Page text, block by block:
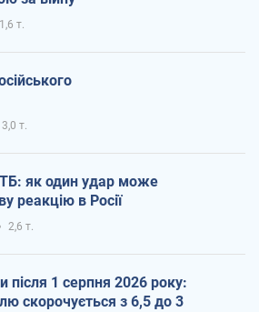
1,6 т.
3,0 т.
як один удар може
реакцію в Росії
2,6 т.
після 1 серпня 2026 року:
скорочується з 6,5 до 3